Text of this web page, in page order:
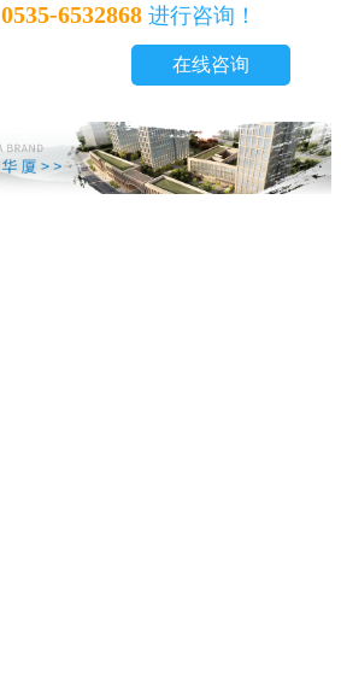
0535-6532868进行咨询！
在线咨询